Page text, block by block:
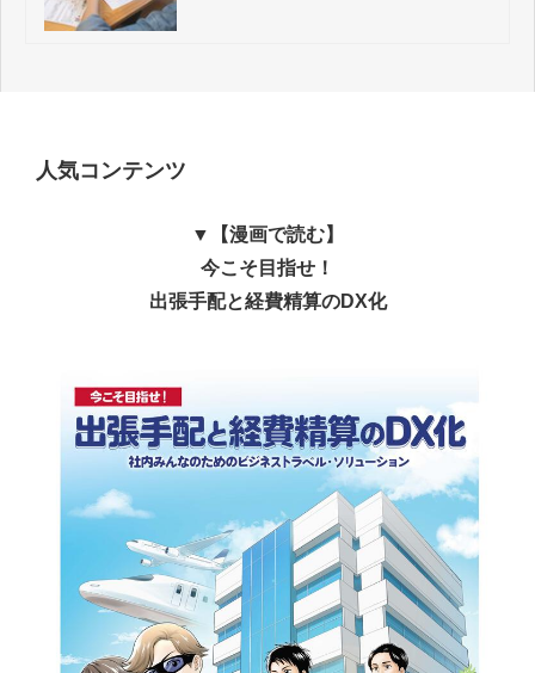
人気コンテンツ
▼【漫画で読む】
今こそ目指せ！
出張手配と経費精算のDX化